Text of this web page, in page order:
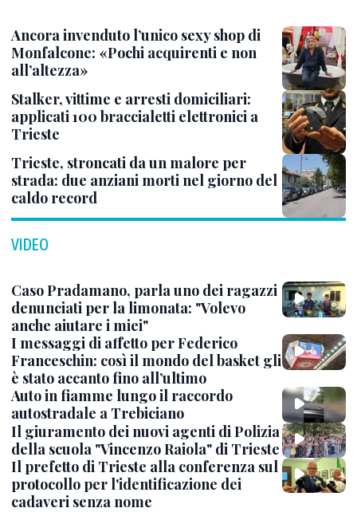
Ancora invenduto l’unico sexy shop di
Monfalcone: «Pochi acquirenti e non
all’altezza»
Stalker, vittime e arresti domiciliari:
applicati 100 braccialetti elettronici a
Trieste
Trieste, stroncati da un malore per
strada: due anziani morti nel giorno del
caldo record
VIDEO
Caso Pradamano, parla uno dei ragazzi
denunciati per la limonata: "Volevo
anche aiutare i miei"
I messaggi di affetto per Federico
Franceschin: così il mondo del basket gli
è stato accanto fino all’ultimo
Auto in fiamme lungo il raccordo
autostradale a Trebiciano
Il giuramento dei nuovi agenti di Polizia
della scuola "Vincenzo Raiola" di Trieste
Il prefetto di Trieste alla conferenza sul
protocollo per l'identificazione dei
cadaveri senza nome